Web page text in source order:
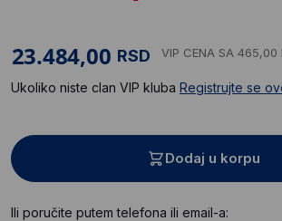
RSD VIP CENA SA 465,00
Ukoliko niste clan VIP kluba Registrujte se
Dodaj u korpu
Ili poručite putem telefona ili email-a: